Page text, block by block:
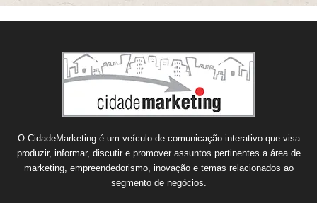
O CidadeMarketing é um veículo de comunicação interativo que visa
produzir, informar, discutir e promover assuntos pertinentes a área de
marketing, empreendedorismo, inovação e temas relacionados ao
segmento de negócios.